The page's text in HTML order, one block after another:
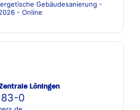
Gebäudesanierung -
- Online
Löningen
0